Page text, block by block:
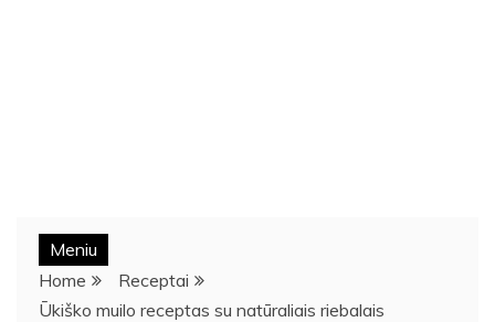
Meniu
Home
Receptai
Ūkiško muilo receptas su natūraliais riebalais